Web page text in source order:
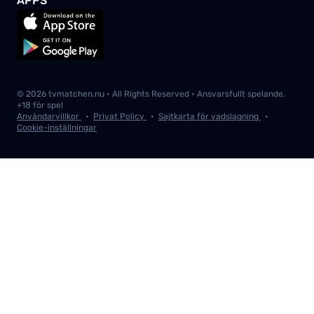
Formel 1
UEFA Conference League
Alpina Världscupen
Alla ligor
Djurgårdens IF
IFK Göteborg
Hammarby IF
Sverige
Alla lag
© 2026 tvmatchen.nu • All Rights Reserved • Ansvarsfullt spelande.
+18 för spel
Användarvillkor
• Privat Policy • Sajtkarta för vadslagning
•
Cookie-inställningar